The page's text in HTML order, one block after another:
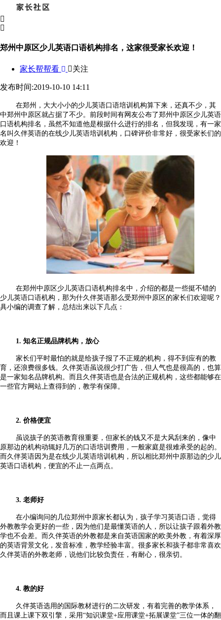
郑州中原区少儿英语口语机构排名，这家很受家长欢迎！
家长帮帮看 关注
发布时间:2019-10-10 14:11
在郑州，大大小小的少儿英语口语培训机构算下来，还真不少，其
中郑州中原区就占据了不少。前段时间有网友公布了郑州中原区少儿英语
口语机构排名，虽然不知道他是根据什么进行的排名，但我发现，有一家
名叫久伴英语的在线少儿英语培训机构，口碑评价非常好，很受家长们的
欢迎！
在郑州中原区少儿英语口语机构排名中，介绍的都是一些挺不错的
少儿英语口语机构，那为什久伴英语那么受郑州 中原区的家长们欢迎呢？
具小编的调查了解，总结出来以下几点：
1. 知名正规品牌机构，放心
家长们平时最怕的就是给孩子报了不正规的机构，得不到应有的教
育，还浪费很多钱。久伴英语虽说很少打广告，但人气也是很高的，也算
是一家知名品牌机构。而且久伴英语也是合法的正规机构，这些都能够在
一些官方网站上查得到的，教学有保障。
2. 价格便宜
虽说孩子的英语教育很重要，但家长的钱又不是大风刮来的，像中
原那边的机构动辄好几万的口语培训费用，一般家庭是很难承受的起的。
而久伴英语因为是在线少儿英语培训机构，所以相比郑州中原那边的少儿
英语口语机构，便宜的不止一点两点。
3. 老师好
在小编询问的几位郑州中原家长都认为，孩子学习英语口语，觉得
外教教学会更好的一些，因为他们是最懂英语的人，所以让孩子跟着外教
学也不会差。而久伴英语的外教都是来自英语国家的欧美外教，有着深厚
的英语背景文化，发音标准，教学经验丰富。很多家长和孩子都非常喜欢
久伴英语的外教老师，说他们比较负责任，有耐心，很亲切。
4. 教的好
久伴英语选用的国际教材进行的二次研发，有着完善的教学体系，
而且课上课下双引擎，采用“知识课堂+应用课堂+拓展课堂”三位一体的翻